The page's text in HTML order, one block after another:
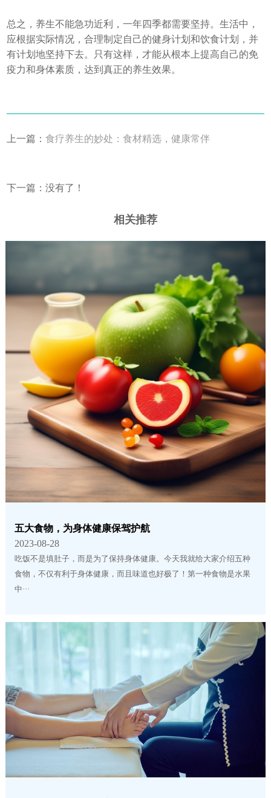
总之，养生不能急功近利，一年四季都需要坚持。生活中，
应根据实际情况，合理制定自己的健身计划和饮食计划，并
有计划地坚持下去。只有这样，才能从根本上提高自己的免
疫力和身体素质，达到真正的养生效果。
上一篇：食疗养生的妙处：食材精选，健康常伴
下一篇：没有了！
相关推荐
五大食物，为身体健康保驾护航
2023-08-28
吃饭不是填肚子，而是为了保持身体健康。今天我就给大家介绍五种
食物，不仅有利于身体健康，而且味道也好极了！第一种食物是水果
中···